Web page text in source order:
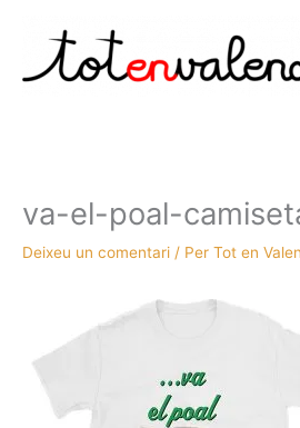
contingut
va-el-poal-
Deixeu un comentari / Per Tot en